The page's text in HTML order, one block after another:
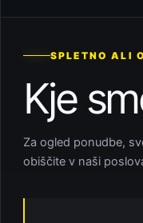
SPLETNO ALI
Kje
Za ogled ponudbe,
obiščite v naši